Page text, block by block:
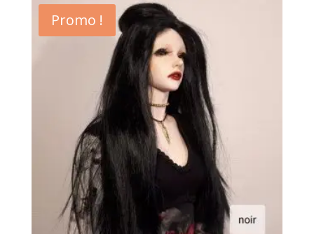
21,95€
26,00€
Promo !